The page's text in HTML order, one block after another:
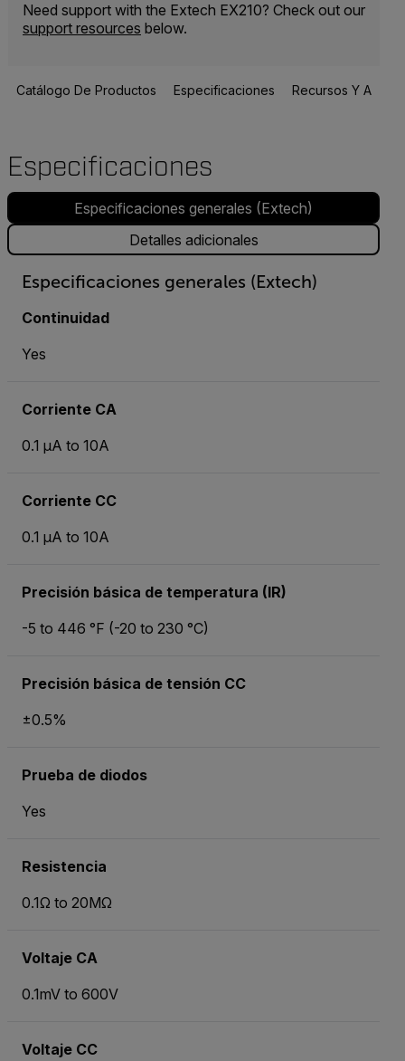
Need support with the Extech EX210? Check out our
support resources below.
Catálogo De Productos Especificaciones Recursos Y
Especificaciones
Especificaciones generales (Extech)
Detalles adicionales
Especificaciones generales (Extech)
Continuidad
Yes
Corriente CA
0.1 µA to 10A
Corriente CC
0.1 µA to 10A
Precisión básica de temperatura (IR)
-5 to 446 °F (-20 to 230 °C)
Precisión básica de tensión CC
±0.5%
Prueba de diodos
Yes
Resistencia
0.1Ω to 20MΩ
Voltaje CA
0.1mV to 600V
Voltaje CC